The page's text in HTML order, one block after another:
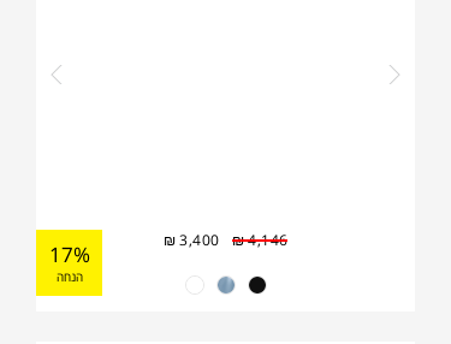
₪4,146
₪3,400
17%
הנחה